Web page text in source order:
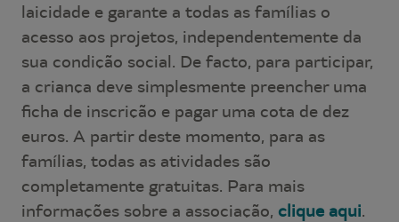
laicidade e garante a todas as famílias o
acesso aos projetos, independentemente da
sua condição social. De facto, para participar,
a criança deve simplesmente preencher uma
ficha de inscrição e pagar uma cota de dez
euros. A partir deste momento, para as
famílias, todas as atividades são
completamente gratuitas. Para mais
informações sobre a associação, clique aqui.